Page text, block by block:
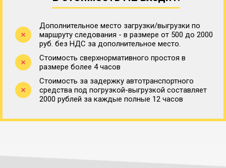
Дополнительное место загрузки/выгрузки по
маршруту следования - в размере от 500 до 2000
руб. без НДС за дополнительное место.
Стоимость сверхнормативного простоя в
размере более 4 часов
Стоимость за задержку автотранспортного
средства под погрузкой-выгрузкой составляет
2000 рублей за каждые полные 12 часов